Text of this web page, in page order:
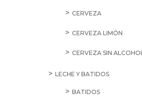
CERVEZA
CERVEZA LIMÓN
CERVEZA SIN ALCOHOL
LECHE Y BATIDOS
BATIDOS